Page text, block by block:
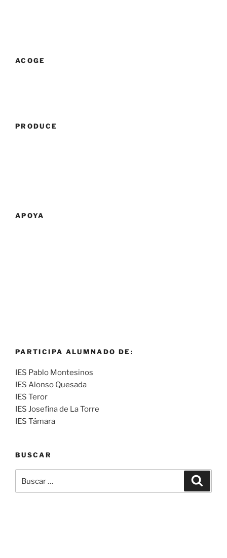
ACOGE
PRODUCE
APOYA
PARTICIPA ALUMNADO DE:
IES Pablo Montesinos
IES Alonso Quesada
IES Teror
IES Josefina de La Torre
IES Támara
BUSCAR
por: